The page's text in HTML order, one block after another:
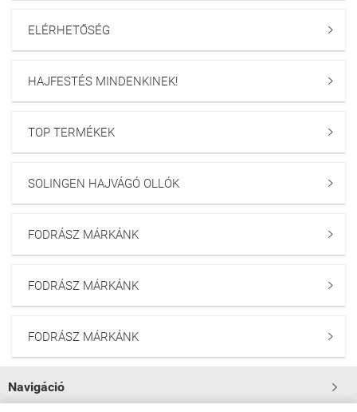
ELÉRHETŐSÉG 
HAJFESTÉS MINDENKINEK! 
TOP TERMÉKEK 
SOLINGEN HAJVÁGÓ OLLÓK 
FODRÁSZ MÁRKÁNK 
FODRÁSZ MÁRKÁNK 
FODRÁSZ MÁRKÁNK 
Navigáció 